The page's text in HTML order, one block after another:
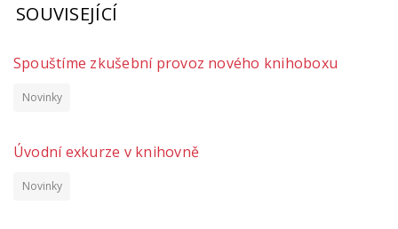
SOUVISEJÍCÍ
Spouštíme zkušební provoz nového knihoboxu
Novinky
Úvodní exkurze v knihovně
Novinky